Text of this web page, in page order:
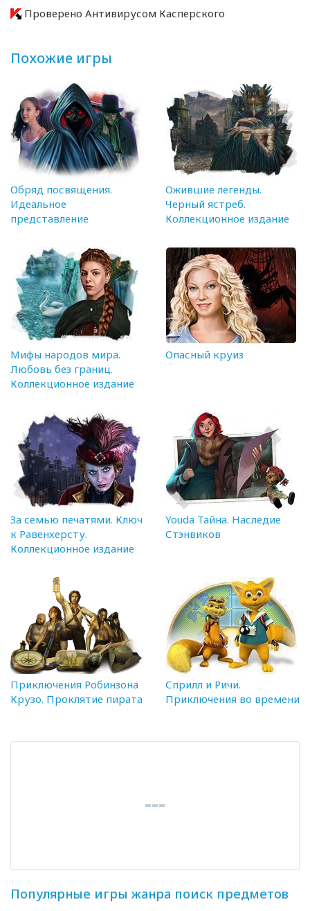
Проверено Антивирусом Касперского
Похожие игры
Обряд посвящения.
Идеальное
представление
Ожившие легенды.
Черный ястреб.
Коллекционное издание
Мифы народов мира.
Любовь без границ.
Коллекционное издание
Опасный круиз
За семью печатями. Ключ
к Равенхерсту.
Коллекционное издание
Youda Тайна. Наследие
Стэнвиков
Приключения Робинзона
Крузо. Проклятие пирата
Сприлл и Ричи.
Приключения во времени
Популярные игры жанра поиск предметов